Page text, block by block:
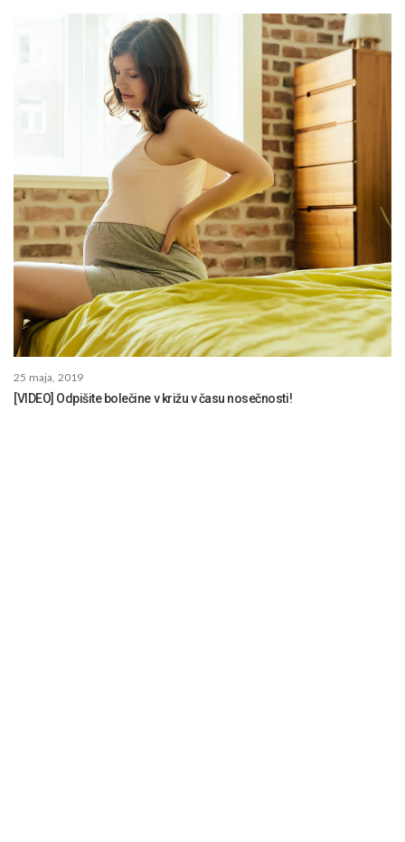
25 maja, 2019
[VIDEO] Odpišite bolečine v križu v času nosečnosti!